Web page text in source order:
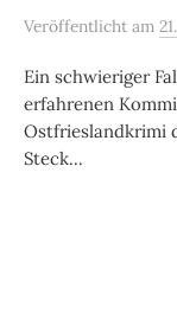
Veröffentlicht am
Ein schwieriger
erfahrenen
Ostfrieslandkrimi
Steck...